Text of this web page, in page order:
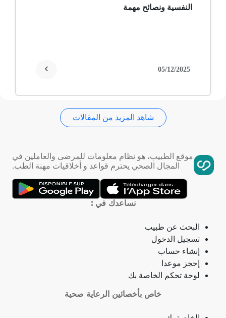
ألزهايمر (مرض)
تمدد الأوعية الدموية
التهاب الحلق
ذبحة صدرية (مصطلح لاتيني)
فقدان الشهية
فقدان حاسة الشم
النفسية ونصائح مهمة
05/12/2025
شاهد المزيد من المقالات
موقع الطبيب، هو نظام معلومات للمرضى والعاملين في
المجال الصحي يحترم قواعد و أخلاقيات مهنة الطب.
نساعدك في :
البحث عن طبيب
تسجيل الدخول
إنشاء حساب
إحجز موعدا
لوحة تحكم الخاصة بك
خاص بأخصائين الرعاية صحية